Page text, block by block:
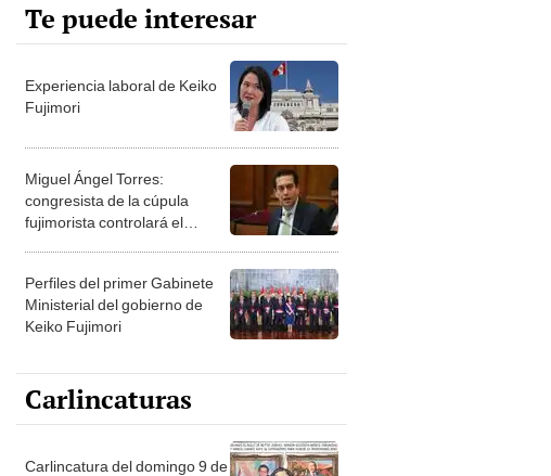
Te puede interesar
Experiencia laboral de Keiko
Fujimori
Miguel Ángel Torres:
congresista de la cúpula
fujimorista controlará el
Perfiles del primer Gabinete
Ministerial del gobierno de
Keiko Fujimori
Carlincaturas
Carlincatura del domingo 9 de